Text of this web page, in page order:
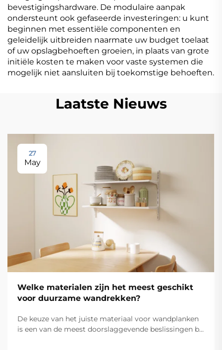
bevestigingshardware. De modulaire aanpak
ondersteunt ook gefaseerde investeringen: u kunt
beginnen met essentiële componenten en
geleidelijk uitbreiden naarmate uw budget toelaat
of uw opslagbehoeften groeien, in plaats van grote
initiële kosten te maken voor vaste systemen die
mogelijk niet aansluiten bij toekomstige behoeften.
Laatste Nieuws
27
May
Welke materialen zijn het meest geschikt
voor duurzame wandrekken?
De keuze van het juiste materiaal voor wandplanken
is een van de meest doorslaggevende beslissingen bij